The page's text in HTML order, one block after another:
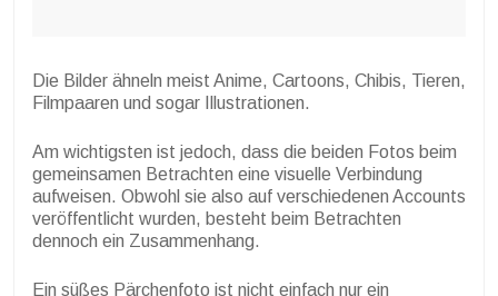
Die Bilder ähneln meist Anime, Cartoons, Chibis, Tieren,
Filmpaaren und sogar Illustrationen.
Am wichtigsten ist jedoch, dass die beiden Fotos beim
gemeinsamen Betrachten eine visuelle Verbindung
aufweisen. Obwohl sie also auf verschiedenen Accounts
veröffentlicht wurden, besteht beim Betrachten
dennoch ein Zusammenhang.
Ein süßes Pärchenfoto ist nicht einfach nur ein